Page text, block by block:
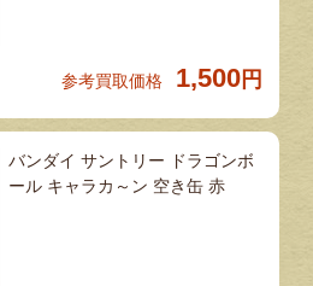
参考買取価格 1,500 円
バンダイ サントリー ドラゴンボ
ール キャラカ～ン 空き缶 赤